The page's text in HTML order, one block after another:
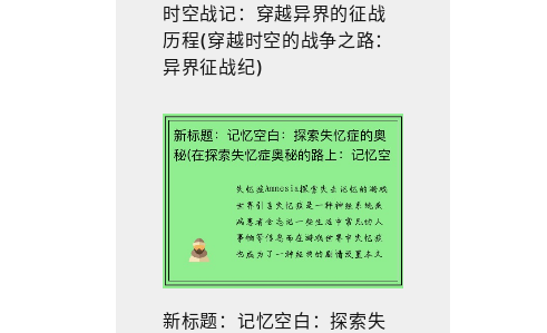
时空战记：穿越异界的征战
历程(穿越时空的战争之路：
异界征战纪)
新标题：记忆空白：探索失